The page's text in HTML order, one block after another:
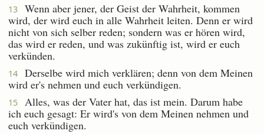
13
Wenn aber jener, der Geist der Wahrheit, kommen
wird, der wird euch in alle Wahrheit leiten. Denn er wird
nicht von sich selber reden; sondern was er hören wird,
das wird er reden, und was zukünftig ist, wird er euch
verkünden.
14
Derselbe wird mich verklären; denn von dem Meinen
wird er's nehmen und euch verkündigen.
15
Alles, was der Vater hat, das ist mein. Darum habe
ich euch gesagt: Er wird's von dem Meinen nehmen und
euch verkündigen.